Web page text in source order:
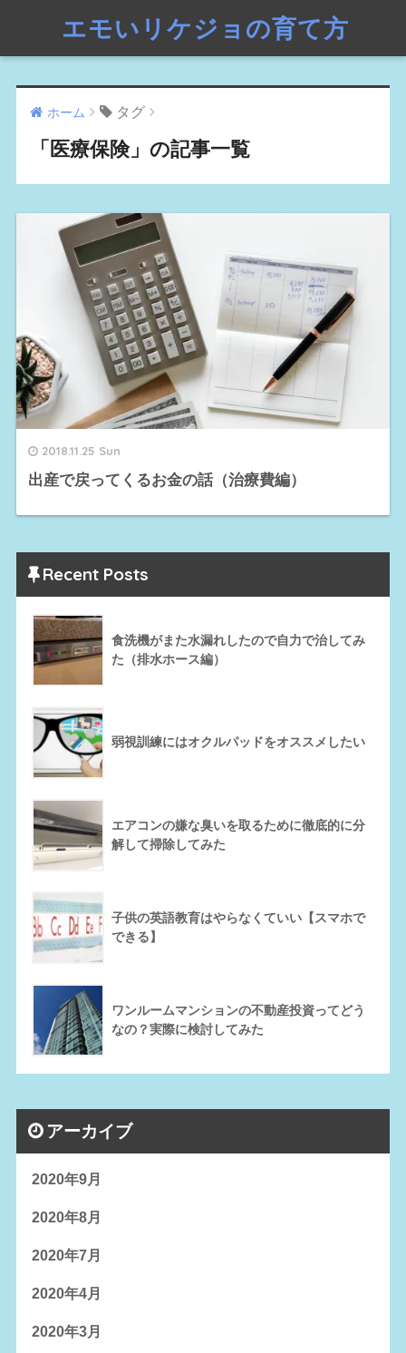
エモいリケジョの育て方
ホーム タグ
「医療保険」の記事一覧
2018.11.25 Sun
出産で戻ってくるお金の話（治療費編）
Recent Posts
食洗機がまた水漏れしたので自力で治してみ
た（排水ホース編）
弱視訓練にはオクルパッドをオススメしたい
エアコンの嫌な臭いを取るために徹底的に分
解して掃除してみた
子供の英語教育はやらなくていい【スマホで
できる】
ワンルームマンションの不動産投資ってどう
なの？実際に検討してみた
アーカイブ
2020年9月
2020年8月
2020年7月
2020年4月
2020年3月